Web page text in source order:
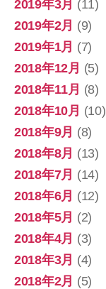
2019年3月 (11)
2019年2月 (9)
2019年1月 (7)
2018年12月 (5)
2018年11月 (8)
2018年10月 (10)
2018年9月 (8)
2018年8月 (13)
2018年7月 (14)
2018年6月 (12)
2018年5月 (2)
2018年4月 (3)
2018年3月 (4)
2018年2月 (5)